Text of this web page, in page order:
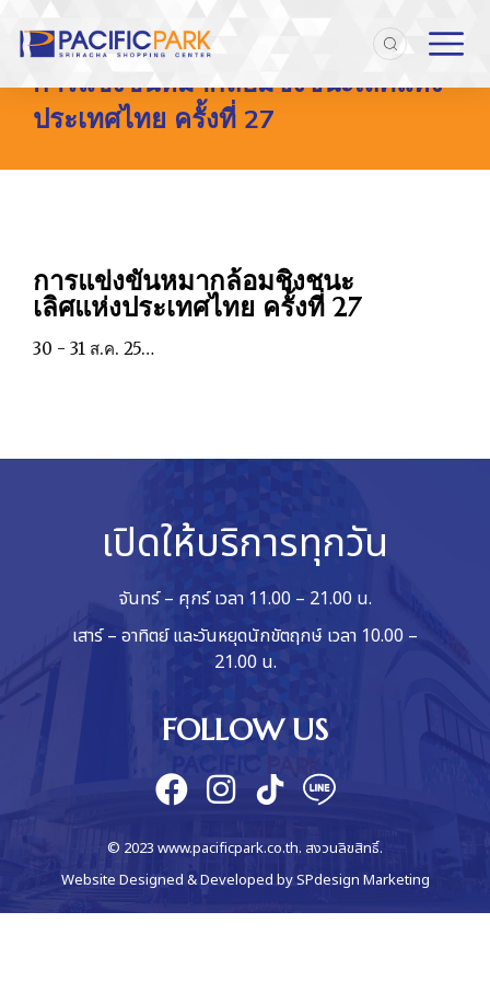
You are here:
Home Entries tagged with "การแข่งขันหมากล้อมชิงชนะเลิศแห่งประเ
การแข่งขันหมากล้อมชิงชนะเลิศแห่ง
ประเทศไทย ครั้งที่ 27
การแข่งขันหมากล้อมชิงชนะ
เลิศแห่งประเทศไทย ครั้งที่ 27
30 - 31 ส.ค. 25…
เปิดให้บริการทุกวัน
จันทร์ – ศุกร์ เวลา 11.00 – 21.00 น.
เสาร์ – อาทิตย์ และวันหยุดนักขัตฤกษ์ เวลา 10.00 –
21.00 น.
FOLLOW US
© 2023 www.pacificpark.co.th. สงวนลิขสิทธิ์.
Website Designed & Developed bySPdesign Marketing